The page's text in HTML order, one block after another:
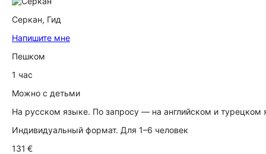
Серкан, Гид
Напишите мне
Пешком
1 час
Можно с детьми
На русском языке. По запросу — на английском и турецком
Индивидуальный формат. Для 1–6 человек
131 €